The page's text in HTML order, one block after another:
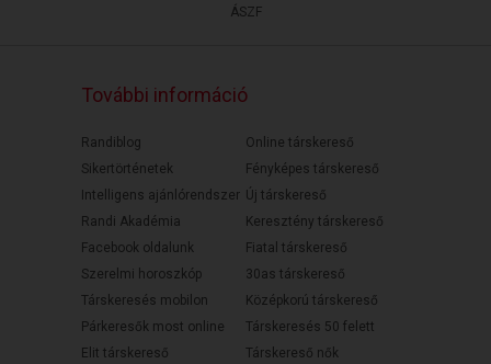
ÁSZF
További információ
Randiblog
Sikertörténetek
Intelligens ajánlórendszer
Randi Akadémia
Facebook oldalunk
Szerelmi horoszkóp
Társkeresés mobilon
Párkeresők most online
Elit társkereső
Online társkereső
Fényképes társkereső
Új társkereső
Keresztény társkereső
Fiatal társkereső
30as társkereső
Középkorú társkereső
Társkeresés 50 felett
Társkereső nők